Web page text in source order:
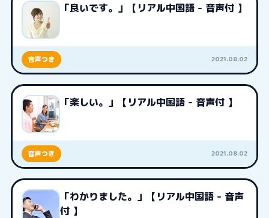
「良いです。」【リアル中国語 - 音声付 】
音声つき 2021.08.02
「楽しい。」【リアル中国語 - 音声付 】
音声つき 2021.08.02
「わかりました。」【リアル中国語 - 音声
付 】